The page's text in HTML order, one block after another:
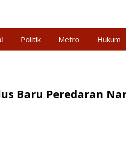
Politik Metro Hukum
Baru Peredaran